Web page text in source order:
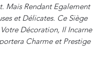
Mais Rendant Egalement
et Délicates. Ce Siège
Décoration, Il Incarne
Charme et Prestige